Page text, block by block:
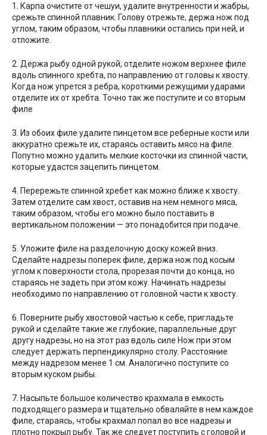
1. Карпа очистите от чешуи, удалите внутренности и жабры,
срежьте спинной плавник. Голову отрежьте, держа нож под
углом, таким образом, чтобы плавники остались при ней, и
отложите.
2. Держа рыбу одной рукой, отделите ножом верхнее филе
вдоль спинного хребта, по направлению от головы к хвосту.
Когда нож упрется з ребра, короткими режущими ударами
отделите их от хребта. Точно так же поступите и со вторым
филе
3. Из обоих филе удалите пинцетом все реберные кости или
аккуратно срежьте их, стараясь оставить мясо на филе.
Попутно можно удалить мелкие косточки из спинной части,
которые удастся зацепить пинцетом.
4. Перережьте спинной хребет как можно ближе к хвосту.
Затем отделите сам хвост, оставив на нем немного мяса,
таким образом, чтобы его можно было поставить в
вертикальном положении — это понадобится при подаче.
5. Уложите филе на разделочную доску кожей вниз.
Сделайте надрезы поперек филе, держа нож под косым
углом к поверхности стола, прорезая почти до конца, но
стараясь не задеть при этом кожу. Начинать надрезы
необходимо по направлению от головной части к хвосту.
6. Поверните рыбу хвостовой частью к себе, пригладьте
рукой и сделайте такие же глубокие, параллельные друг
другу надрезы, но на этот раз вдоль силе Нож при этом
следует держать перпендикулярно столу. Расстояние
между надрезом менее 1 см. Аналогично поступите со
вторым куском рыбы.
7. Насыпьте большое количество крахмала в емкость
подходящего размера и тщательно обваляйте в нем каждое
филе, стараясь, чтобы крахмал попал во все надрезы и
плотно покрыл рыбу. Так же следует поступить с головой и